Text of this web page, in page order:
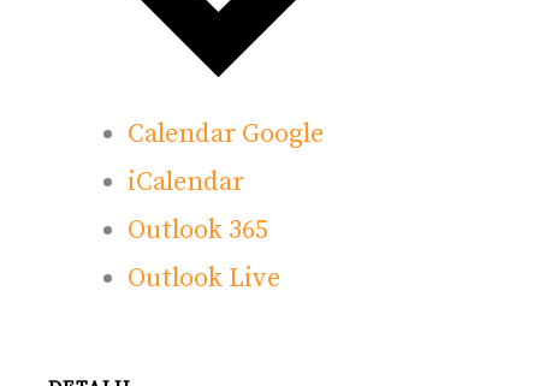
Calendar Google
iCalendar
Outlook 365
Outlook Live